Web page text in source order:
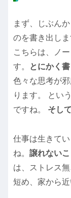
まず、じぶん
のを書き出しま
こちらは、ノ
す。
とにかく
色々な思考が
ります。 とい
ですね。 そし
仕事は生きて
ね。 譲れないこ
は、ストレス
短め、家から近